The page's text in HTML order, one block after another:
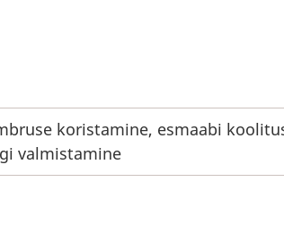
koristamine, esmaabi
valmistamine